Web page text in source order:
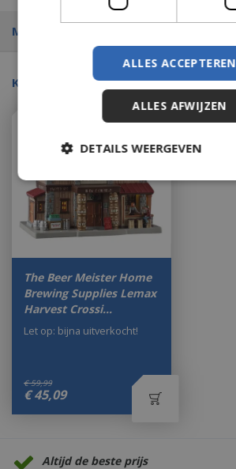
Merk
Kijk ook eens naar:
The Beer Meister Home
Brewing Supplies Lemax
Harvest Crossi…
€ 59,99
€ 45,09
Let op: bijna uitverkocht!
Altijd de beste prijs
ALLES ACCEPTEREN
ALLES AFWIJZEN
DETAILS WEERGEVEN